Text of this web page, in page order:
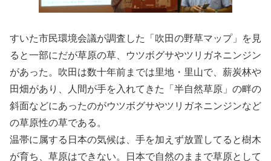
すいた市民環境会議が調査した「吹田の野草マップ」を見
ると一部にだが草原の草、ウツボグサやツリガネニンジン
があった。吹田は数十年前までは里地・里山で、薪炭林や
田畑があり、人間が手を入れてきた「半自然草原」の畔の
斜面などにあったのがウツボグサやツリガネニンジンなど
の草原性の草である。
温帯に属する日本の気候は、手を加えず放置してると樹木
が育ち、草原はできない。日本で自然のままで草原として